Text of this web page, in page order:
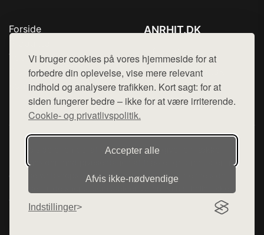
Vi bruger cookies på vores hjemmeside for at
forbedre din oplevelse, vise mere relevant
indhold og analysere trafikken. Kort sagt: for at
siden fungerer bedre – ikke for at være irriterende.
Cookie- og privatlivspolitik.
Accepter alle
Afvis ikke‑nødvendige
Indstillinger
Forside
Top Rabatter
Blog
Kontakt
ANRHIT.DK
Mail: hej@want.dk
Cookie- og privatlivspolitik
Denne side er en del af want.dk, der udgiver en række
hjemmesider med præsentation af forskellige produkter fra
diverse webshops. Der sælges ikke varer fra denne side - vi
henviser til de shops, som sælger varen. Vi har heller ikke
varerne på lager.